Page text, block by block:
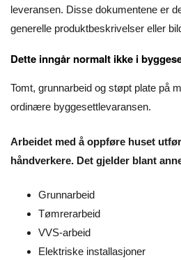
leveransen. Disse dokumentene er
generelle produktbeskrivelser eller
Dette inngår normalt ikke i
Tomt, grunnarbeid og støpt plate på
ordinære byggesettlevaransen.
Arbeidet med å oppføre huset
håndverkere. Det gjelder blant
Grunnarbeid
Tømrerarbeid
VVS-arbeid
Elektriske installasjoner